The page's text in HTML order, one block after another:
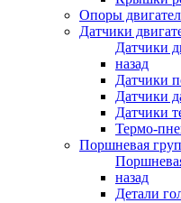
Опоры
Датчики
Датчики
назад
Датчики
Датчики
Датчики
Термо-
Поршневая
назад
Детали